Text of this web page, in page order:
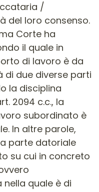
/
del loro consenso.
Corte ha
il quale in
di lavoro è da
di due diverse parti
la disciplina
2094 c.c., la
subordinato è
In altre parole,
parte datoriale
su cui in concreto
nella quale è di